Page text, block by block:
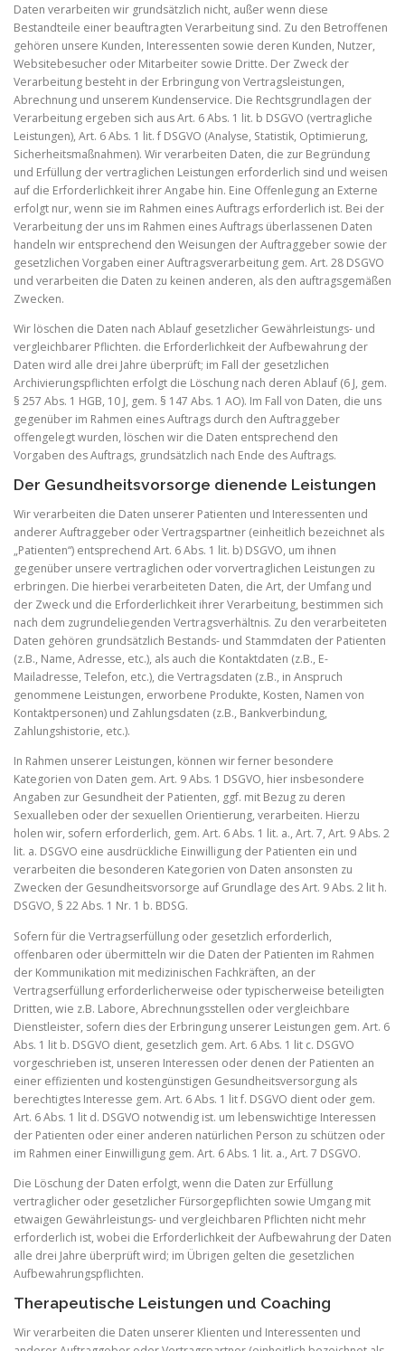
Daten verarbeiten wir grundsätzlich nicht, außer wenn diese
Bestandteile einer beauftragten Verarbeitung sind. Zu den Betroffenen
gehören unsere Kunden, Interessenten sowie deren Kunden, Nutzer,
Websitebesucher oder Mitarbeiter sowie Dritte. Der Zweck der
Verarbeitung besteht in der Erbringung von Vertragsleistungen,
Abrechnung und unserem Kundenservice. Die Rechtsgrundlagen der
Verarbeitung ergeben sich aus Art. 6 Abs. 1 lit. b DSGVO (vertragliche
Leistungen), Art. 6 Abs. 1 lit. f DSGVO (Analyse, Statistik, Optimierung,
Sicherheitsmaßnahmen). Wir verarbeiten Daten, die zur Begründung
und Erfüllung der vertraglichen Leistungen erforderlich sind und weisen
auf die Erforderlichkeit ihrer Angabe hin. Eine Offenlegung an Externe
erfolgt nur, wenn sie im Rahmen eines Auftrags erforderlich ist. Bei der
Verarbeitung der uns im Rahmen eines Auftrags überlassenen Daten
handeln wir entsprechend den Weisungen der Auftraggeber sowie der
gesetzlichen Vorgaben einer Auftragsverarbeitung gem. Art. 28 DSGVO
und verarbeiten die Daten zu keinen anderen, als den auftragsgemäßen
Zwecken.
Wir löschen die Daten nach Ablauf gesetzlicher Gewährleistungs- und
vergleichbarer Pflichten. die Erforderlichkeit der Aufbewahrung der
Daten wird alle drei Jahre überprüft; im Fall der gesetzlichen
Archivierungspflichten erfolgt die Löschung nach deren Ablauf (6 J, gem.
§ 257 Abs. 1 HGB, 10 J, gem. § 147 Abs. 1 AO). Im Fall von Daten, die uns
gegenüber im Rahmen eines Auftrags durch den Auftraggeber
offengelegt wurden, löschen wir die Daten entsprechend den
Vorgaben des Auftrags, grundsätzlich nach Ende des Auftrags.
Der Gesundheitsvorsorge dienende Leistungen
Wir verarbeiten die Daten unserer Patienten und Interessenten und
anderer Auftraggeber oder Vertragspartner (einheitlich bezeichnet als
„Patienten“) entsprechend Art. 6 Abs. 1 lit. b) DSGVO, um ihnen
gegenüber unsere vertraglichen oder vorvertraglichen Leistungen zu
erbringen. Die hierbei verarbeiteten Daten, die Art, der Umfang und
der Zweck und die Erforderlichkeit ihrer Verarbeitung, bestimmen sich
nach dem zugrundeliegenden Vertragsverhältnis. Zu den verarbeiteten
Daten gehören grundsätzlich Bestands- und Stammdaten der Patienten
(z.B., Name, Adresse, etc.), als auch die Kontaktdaten (z.B., E-
Mailadresse, Telefon, etc.), die Vertragsdaten (z.B., in Anspruch
genommene Leistungen, erworbene Produkte, Kosten, Namen von
Kontaktpersonen) und Zahlungsdaten (z.B., Bankverbindung,
Zahlungshistorie, etc.).
In Rahmen unserer Leistungen, können wir ferner besondere
Kategorien von Daten gem. Art. 9 Abs. 1 DSGVO, hier insbesondere
Angaben zur Gesundheit der Patienten, ggf. mit Bezug zu deren
Sexualleben oder der sexuellen Orientierung, verarbeiten. Hierzu
holen wir, sofern erforderlich, gem. Art. 6 Abs. 1 lit. a., Art. 7, Art. 9 Abs. 2
lit. a. DSGVO eine ausdrückliche Einwilligung der Patienten ein und
verarbeiten die besonderen Kategorien von Daten ansonsten zu
Zwecken der Gesundheitsvorsorge auf Grundlage des Art. 9 Abs. 2 lit h.
DSGVO, § 22 Abs. 1 Nr. 1 b. BDSG.
Sofern für die Vertragserfüllung oder gesetzlich erforderlich,
offenbaren oder übermitteln wir die Daten der Patienten im Rahmen
der Kommunikation mit medizinischen Fachkräften, an der
Vertragserfüllung erforderlicherweise oder typischerweise beteiligten
Dritten, wie z.B. Labore, Abrechnungsstellen oder vergleichbare
Dienstleister, sofern dies der Erbringung unserer Leistungen gem. Art. 6
Abs. 1 lit b. DSGVO dient, gesetzlich gem. Art. 6 Abs. 1 lit c. DSGVO
vorgeschrieben ist, unseren Interessen oder denen der Patienten an
einer effizienten und kostengünstigen Gesundheitsversorgung als
berechtigtes Interesse gem. Art. 6 Abs. 1 lit f. DSGVO dient oder gem.
Art. 6 Abs. 1 lit d. DSGVO notwendig ist. um lebenswichtige Interessen
der Patienten oder einer anderen natürlichen Person zu schützen oder
im Rahmen einer Einwilligung gem. Art. 6 Abs. 1 lit. a., Art. 7 DSGVO.
Die Löschung der Daten erfolgt, wenn die Daten zur Erfüllung
vertraglicher oder gesetzlicher Fürsorgepflichten sowie Umgang mit
etwaigen Gewährleistungs- und vergleichbaren Pflichten nicht mehr
erforderlich ist, wobei die Erforderlichkeit der Aufbewahrung der Daten
alle drei Jahre überprüft wird; im Übrigen gelten die gesetzlichen
Aufbewahrungspflichten.
Therapeutische Leistungen und Coaching
Wir verarbeiten die Daten unserer Klienten und Interessenten und